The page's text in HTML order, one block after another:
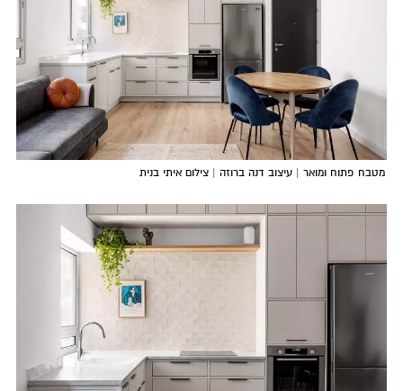
מטבח פתוח ומואר | עיצוב דנה ברוזה | צילום איתי בנית